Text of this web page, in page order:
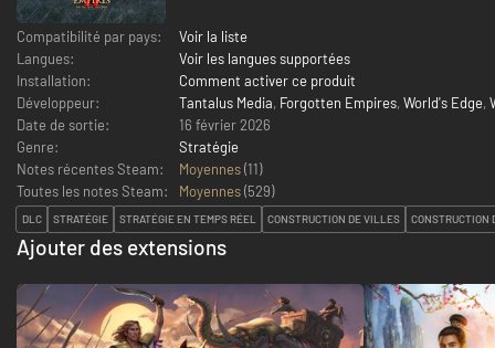
Compatibilité par pays:
Voir la liste
Langues:
Voir les langues supportées
Installation:
Comment activer ce produit
Développeur:
Tantalus Media, Forgotten Empires, World's Edge,
Date de sortie:
16 février 2026
Genre:
Stratégie
Notes récentes Steam:
Moyennes(11)
Toutes les notes Steam:
Moyennes(529)
DLC STRATÉGIE STRATÉGIE EN TEMPS RÉEL CONSTRUCTION DE VILLES CONSTRUCTION
Ajouter des extensions